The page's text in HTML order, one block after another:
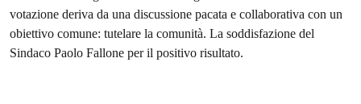
votazione deriva da una discussione pacata e collaborativa con un
obiettivo comune: tutelare la comunità. La soddisfazione del
Sindaco Paolo Fallone per il positivo risultato.